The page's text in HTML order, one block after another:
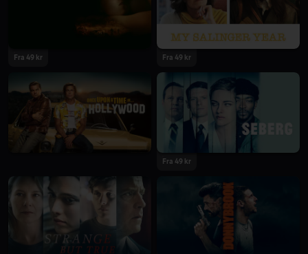
Fra 49 kr Fra 49 kr
Fra 49 kr